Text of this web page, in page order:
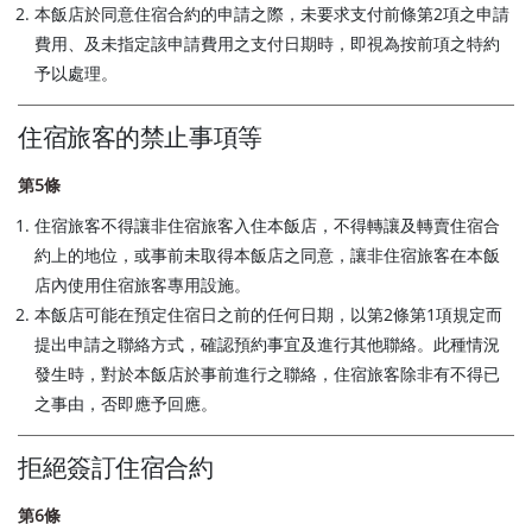
本飯店於同意住宿合約的申請之際，未要求支付前條第2項之申請
費用、及未指定該申請費用之支付日期時，即視為按前項之特約
予以處理。
住宿旅客的禁止事項等
第5條
住宿旅客不得讓非住宿旅客入住本飯店，不得轉讓及轉賣住宿合
約上的地位，或事前未取得本飯店之同意，讓非住宿旅客在本飯
店內使用住宿旅客專用設施。
本飯店可能在預定住宿日之前的任何日期，以第2條第1項規定而
提出申請之聯絡方式，確認預約事宜及進行其他聯絡。此種情況
發生時，對於本飯店於事前進行之聯絡，住宿旅客除非有不得已
之事由，否即應予回應。
拒絕簽訂住宿合約
第6條